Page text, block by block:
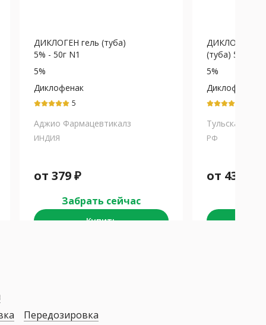
ДИКЛОГЕН гель (туба)
5% - 50г N1
5%
Диклофенак
5
Аджио Фармацевтикалз
ИНДИЯ
от 379₽
Забрать сейчас
Купить
ДИКЛОФЕНАК
(туба) 5% -
5%
Диклофенак
Тульская Ф.Ф.
РФ
от 439
Передозировка